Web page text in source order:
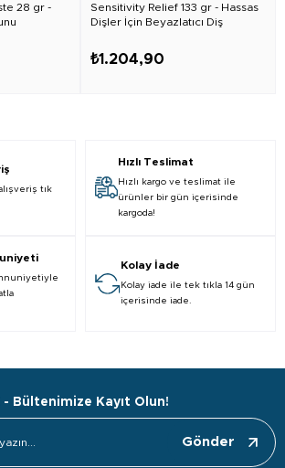
28 gr -
Sensitivity Relief 133 gr - Hassas
Dişler İçin Beyazlatıcı Diş
₺1.204,90
tık
Hızlı Teslimat
Hızlı kargo ve teslimat ile
ürünler bir gün içerisinde
kargoda!
Kolay İade
Kolay iade ile tek tıkla 14 gün
içerisinde iade.
- Bültenimize Kayıt Olun!
Gönder